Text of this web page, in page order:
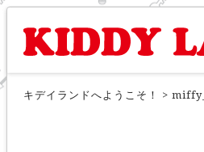
キデイランドへようこそ！ >